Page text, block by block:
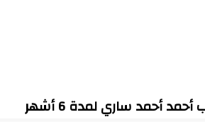
أحمد ساري لمدة 6 أشهر